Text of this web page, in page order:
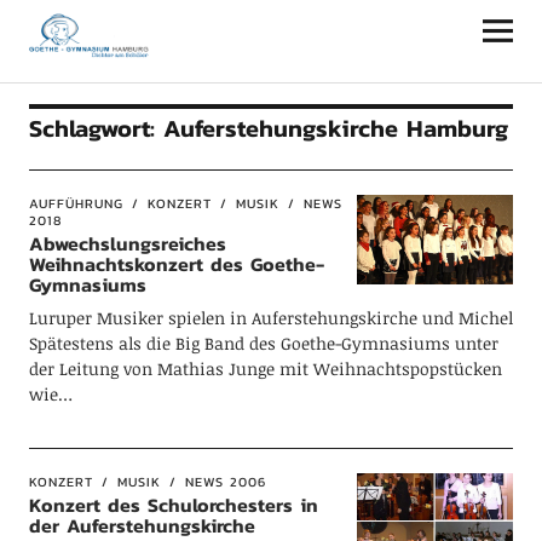
Goethe-Gymnasium Hamburg
Schlagwort: Auferstehungskirche Hamburg
AUFFÜHRUNG KONZERT MUSIK
NEWS
2018
Abwechslungsreiches
Weihnachtskonzert des Goethe-
Gymnasiums
Luruper Musiker spielen in Auferstehungskirche und Michel
Spätestens als die Big Band des Goethe-Gymnasiums unter
der Leitung von Mathias Junge mit Weihnachtspopstücken
wie…
KONZERT MUSIK NEWS 2006
Konzert des Schulorchesters in
der Auferstehungskirche